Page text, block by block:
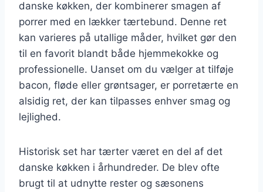
danske køkken, der kombinerer smagen af
porrer med en lækker tærtebund. Denne ret
kan varieres på utallige måder, hvilket gør den
til en favorit blandt både hjemmekokke og
professionelle. Uanset om du vælger at tilføje
bacon, fløde eller grøntsager, er porretærte en
alsidig ret, der kan tilpasses enhver smag og
lejlighed.
Historisk set har tærter været en del af det
danske køkken i århundreder. De blev ofte
brugt til at udnytte rester og sæsonens